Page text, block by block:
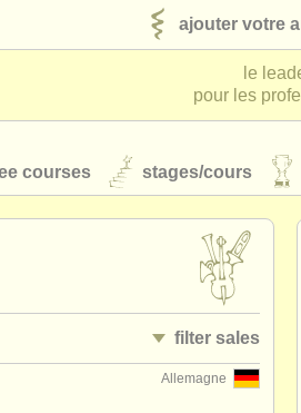
ajouter votre
le
pour les
courses stages/cours
filter sales
trumpet family (2)
Allemagne